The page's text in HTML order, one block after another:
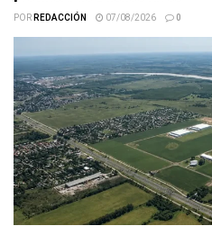
PORREDACCIÓN 07/08/2026 0